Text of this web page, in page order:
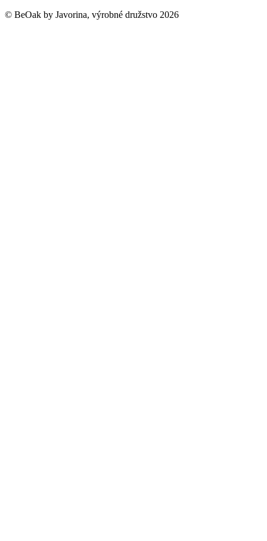
© BeOak by Javorina, výrobné družstvo 2026